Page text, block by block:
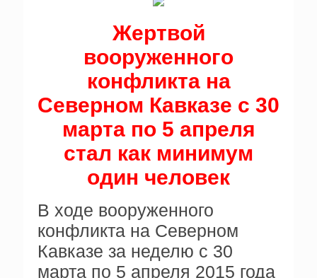
Жертвой
вооруженного
конфликта на
Северном Кавказе с 30
марта по 5 апреля
стал как минимум
один человек
В ходе вооруженного
конфликта на Северном
Кавказе за неделю с 30
марта по 5 апреля 2015 года